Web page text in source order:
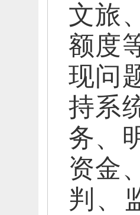
文旅
额度
现问
持系
务、
资金
判、